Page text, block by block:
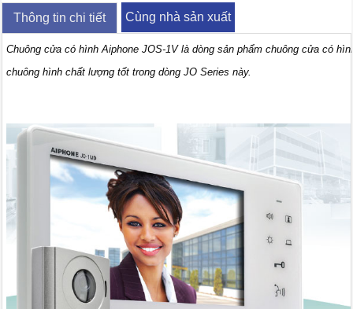
Thông tin chi tiết Cùng nhà sản xuất
Chuông cửa có hình Aiphone JOS-1V là dòng sản phẩm chuông cửa có
chuông hình chất lượng tốt trong dòng JO Series này.